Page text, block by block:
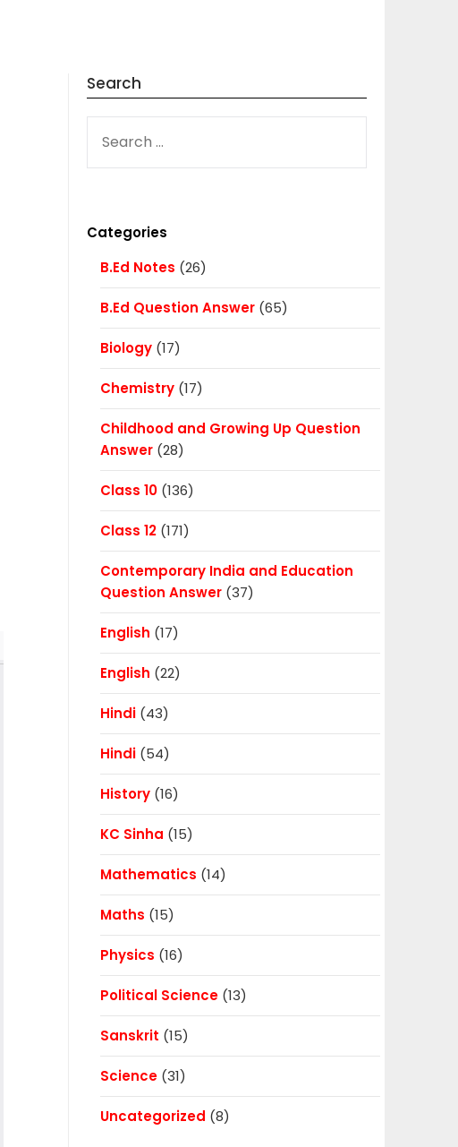
Search
FOR:
Categories
B.Ed Notes (26)
B.Ed Question Answer(65)
Biology(17)
Chemistry(17)
Childhood and Growing Up Question
Answer(28)
Class 10(136)
Class 12(171)
Contemporary India and Education
Question Answer(37)
English (17)
English (22)
Hindi(43)
Hindi(54)
History(16)
KC Sinha (15)
Mathematics (14)
Maths (15)
Physics (16)
Political Science(13)
Sanskrit (15)
Science(31)
Uncategorized (8)